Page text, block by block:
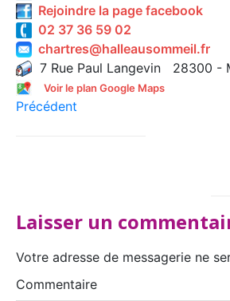
Rejoindre la page facebook
02 37 36 59 02
chartres@halleausommeil.fr
7 Rue Paul Langevin 28300 -
Voir le plan Google Maps
Précédent
Laisser un
Votre adresse de messagerie ne
Commentaire